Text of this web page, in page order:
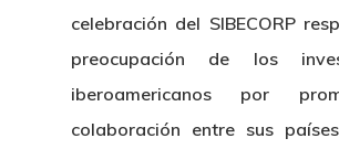
celebración del SIBECORP
preocupación de los
iberoamericanos por
colaboración entre sus